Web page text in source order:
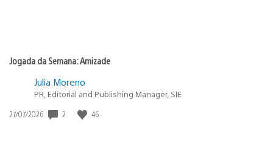
Jogada da Semana: Amizade
Julia Moreno
PR, Editorial and Publishing Manager, SIE
Data
27/07/2026 2 46